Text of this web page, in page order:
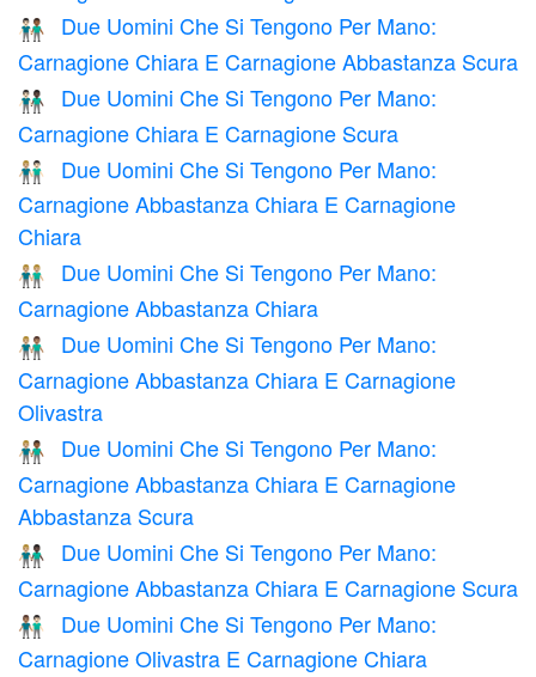
👨🏻‍🤝‍👨🏾
Due Uomini Che Si Tengono Per Mano:
Carnagione Chiara E Carnagione Abbastanza Scura
👨🏻‍🤝‍👨🏿
Due Uomini Che Si Tengono Per Mano:
Carnagione Chiara E Carnagione Scura
👨🏼‍🤝‍👨🏻
Due Uomini Che Si Tengono Per Mano:
Carnagione Abbastanza Chiara E Carnagione
Chiara
👬🏼
Due Uomini Che Si Tengono Per Mano:
Carnagione Abbastanza Chiara
👨🏼‍🤝‍👨🏽
Due Uomini Che Si Tengono Per Mano:
Carnagione Abbastanza Chiara E Carnagione
Olivastra
👨🏼‍🤝‍👨🏾
Due Uomini Che Si Tengono Per Mano:
Carnagione Abbastanza Chiara E Carnagione
Abbastanza Scura
👨🏼‍🤝‍👨🏿
Due Uomini Che Si Tengono Per Mano:
Carnagione Abbastanza Chiara E Carnagione Scura
👨🏽‍🤝‍👨🏻
Due Uomini Che Si Tengono Per Mano:
Carnagione Olivastra E Carnagione Chiara